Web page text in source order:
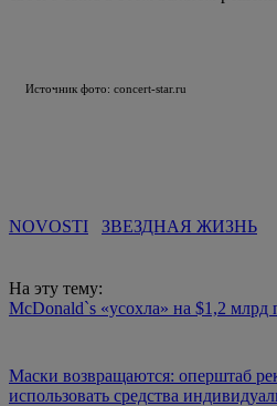
Источник фото: concert-star.ru
NOVOSTI ЗВЕЗДНАЯ ЖИЗНЬ
На эту тему:
McDonald`s «усохла» на $1,2 млрд
Маски возвращаются: оперштаб
использовать средства